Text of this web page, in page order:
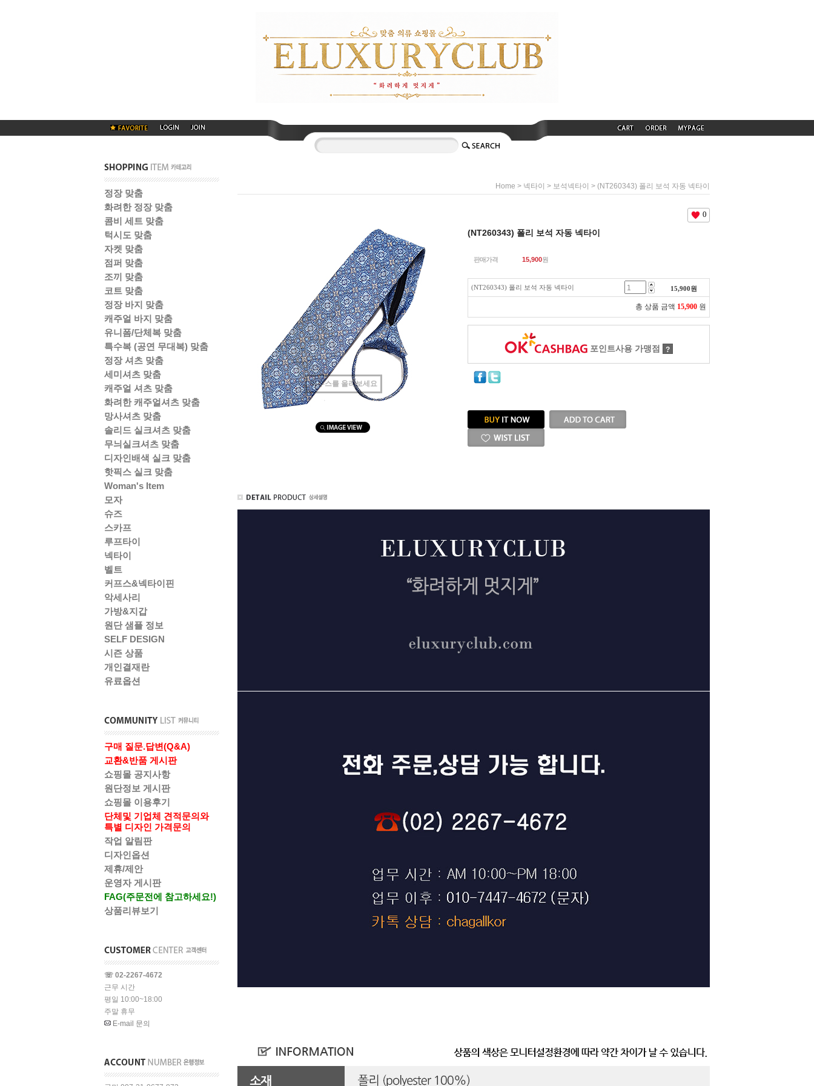
정장 맞춤
화려한 정장 맞춤
콤비 세트 맞춤
턱시도 맞춤
자켓 맞춤
점퍼 맞춤
조끼 맞춤
코트 맞춤
정장 바지 맞춤
캐주얼 바지 맞춤
유니폼/단체복 맞춤
특수복 (공연 무대복) 맞춤
정장 셔츠 맞춤
세미셔츠 맞춤
캐주얼 셔츠 맞춤
화려한 캐주얼셔츠 맞춤
망사셔츠 맞춤
솔리드 실크셔츠 맞춤
무늬실크셔츠 맞춤
디자인배색 실크 맞춤
핫픽스 실크 맞춤
Woman's Item
모자
슈즈
스카프
루프타이
넥타이
벨트
커프스&넥타이핀
악세사리
가방&지갑
원단 샘플 정보
SELF DESIGN
시즌 상품
개인결재란
유료옵션
구매 질문.답변(Q&A)
교환&반품 게시판
쇼핑몰 공지사항
원단정보 게시판
쇼핑몰 이용후기
단체및 기업체 견적문의와
특별 디자인 가격문의
작업 알림판
디자인옵션
제휴/제안
운영자 게시판
FAG(주문전에 참고하세요!)
상품리뷰보기
☏ 02-2267-4672
근무 시간
평일 10:00~18:00
주말 휴무
E-mail 문의
Home > 넥타이 > 보석넥타이 > (NT260343) 폴리 보석 자동 넥타이
마우스를 올려보세요
0
(NT260343) 폴리 보석 자동 넥타이
판매가격 15,900원
(NT260343) 폴리 보석 자동 넥타이 15,900원
총 상품 금액 15,900 원
포인트사용 가맹점 ?